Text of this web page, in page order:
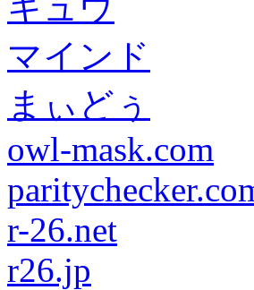
マインド
まぃどぅ
owl-mask.com
r-26.net
r26.jp